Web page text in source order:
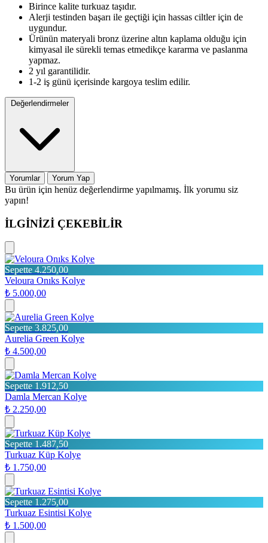
Birince kalite turkuaz taşıdır.
Alerji testinden başarı ile geçtiği için hassas ciltler için de
uygundur.
Ürünün materyali bronz üzerine altın kaplama olduğu için
kimyasal ile sürekli temas etmedikçe kararma ve paslanma
yapmaz.
2 yıl garantilidir.
1-2 iş günü içerisinde kargoya teslim edilir.
Değerlendirmeler
Yorumlar Yorum Yap
Bu ürün için henüz değerlendirme yapılmamış. İlk yorumu siz
yapın!
İLGİNİZİ ÇEKEBİLİR
Sepette 4.250,00
Veloura Onıks Kolye
₺ 5.000,00
Sepette 3.825,00
Aurelia Green Kolye
₺ 4.500,00
Sepette 1.912,50
Damla Mercan Kolye
₺ 2.250,00
Sepette 1.487,50
Turkuaz Küp Kolye
₺ 1.750,00
Sepette 1.275,00
Turkuaz Esintisi Kolye
₺ 1.500,00